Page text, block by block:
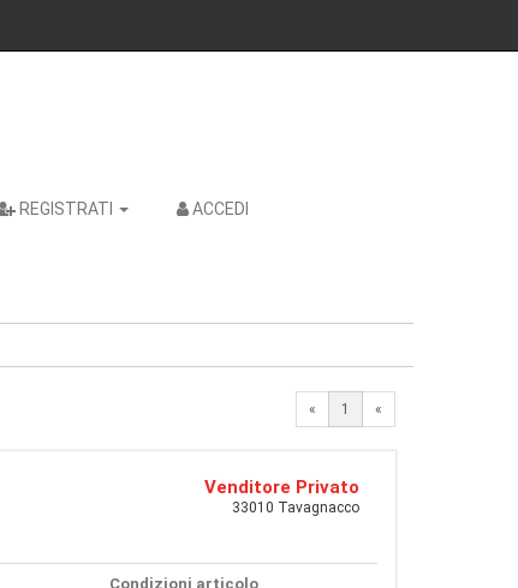
REGISTRATI ACCEDI
« 1 «
Venditore Privato
33010 Tavagnacco
Condizioni articolo